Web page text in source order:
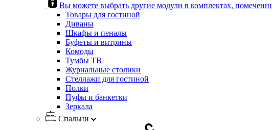
Вы можете выбрать другие модули в комплектах,
Товары для гостиной
Диваны
Шкафы и пеналы
Буфеты и витрины
Комоды
Тумбы ТВ
Журнальные столики
Стеллажи для гостиной
Полки
Пуфы и банкетки
Зеркала
Спальни